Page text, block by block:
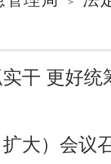
>
干 更好统
大）会议